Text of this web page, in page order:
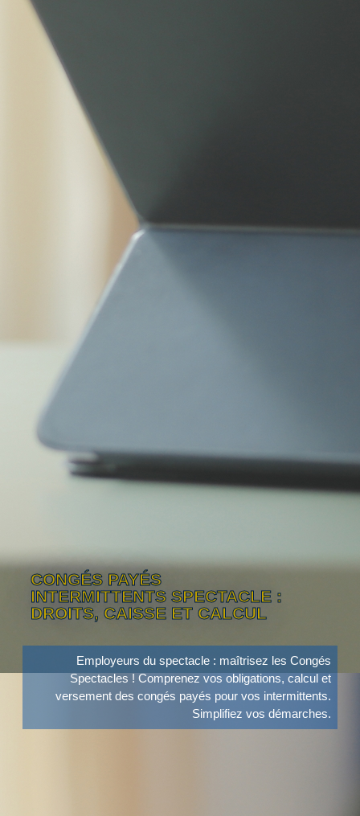
CONGÉS PAYÉS
INTERMITTENTS SPECTACLE :
DROITS, CAISSE ET CALCUL
Employeurs du spectacle : maîtrisez les Congés
Spectacles ! Comprenez vos obligations, calcul et
versement des congés payés pour vos intermittents.
Simplifiez vos démarches.